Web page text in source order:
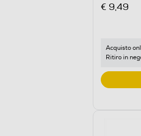
€ 9,49
Acquisto
Ritiro in